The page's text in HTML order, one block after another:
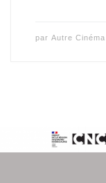
par Autre Cinéma